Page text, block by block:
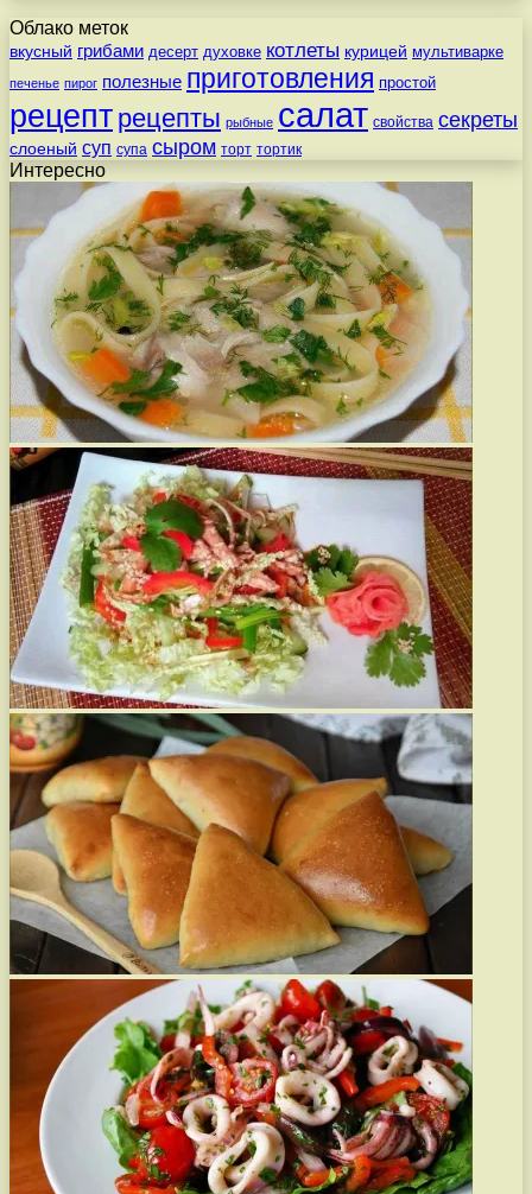
Облако меток
вкусный грибами десерт духовке котлеты курицей мультиварке
печенье пирог полезные приготовления простой
рецепт рецепты рыбные салат свойства секреты
слоеный суп супа сыром торт тортик
Интересно